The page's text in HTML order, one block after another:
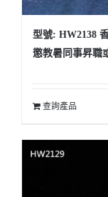
型號: HW2138
懲教暑同事昇職
查詢產品